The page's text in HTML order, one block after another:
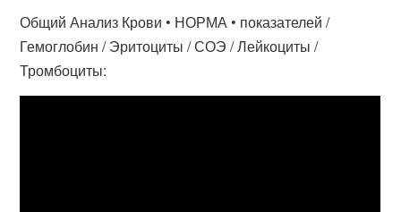
Общий Анализ Крови • НОРМА • показателей /
Гемоглобин / Эритоциты / СОЭ / Лейкоциты /
Тромбоциты: